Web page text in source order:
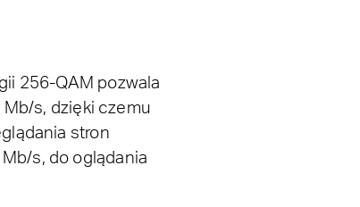
256-QAM pozwala
s, dzięki czemu
stron
s, do oglądania